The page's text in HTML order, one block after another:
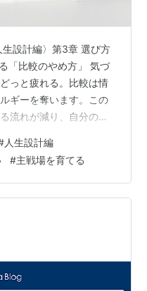
設計編〉第3章 選び方
「比較のやめ方」 気づ
っと疲れる。比較は情
ギーを奪います。この
流れが減り、自分の基
方へ切り替えることで
人が言いました。
のに疲れる」と。 情報
その中に比較が混ざっ
家族。自分の現実と、
つと…
人生設計編
#主戦場を育てる